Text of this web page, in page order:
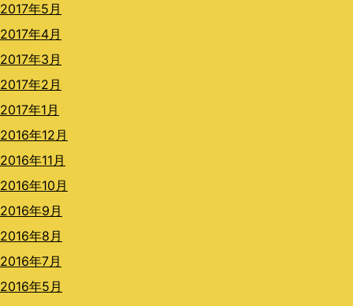
2017年5月
2017年4月
2017年3月
2017年2月
2017年1月
2016年12月
2016年11月
2016年10月
2016年9月
2016年8月
2016年7月
2016年5月